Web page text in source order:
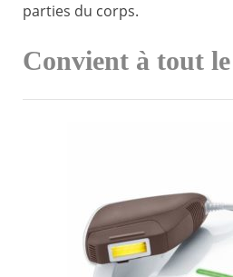
parties du corps.
Convient à tout